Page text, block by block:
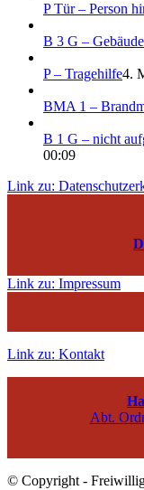
P Tür – Person
B 3 G –
P – Tragehilfe4.
BMA 1 –
B 1 G – nicht
00:09
Link zu:
Link zu: Impressum
Link zu: Kontakt
Abt.
© Copyright -